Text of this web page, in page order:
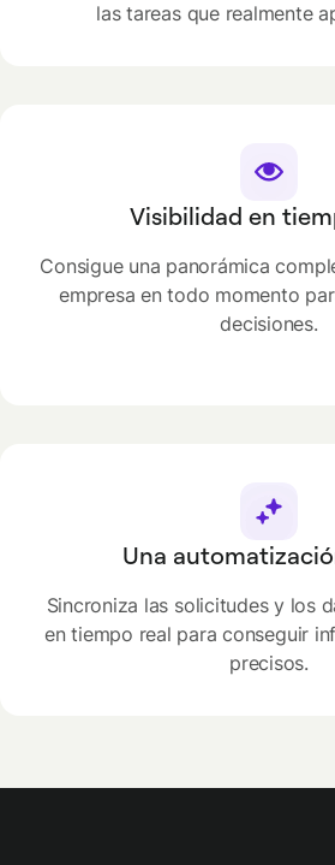
las tareas que realmente
Visibilidad en
Consigue una panorámica
empresa en todo momento
decisiones.
Una
Sincroniza las solicitudes y los
en tiempo real para conseguir
precisos.